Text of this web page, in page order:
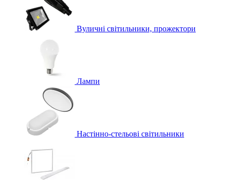
Вуличні світильники, прожектори
Лампи
Настінно-стельові світильники